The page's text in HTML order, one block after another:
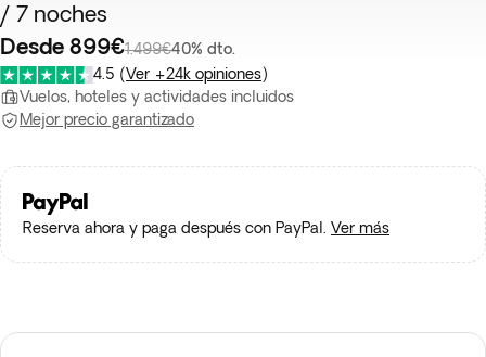
/ 7 noches
Desde 899€1.499€40% dto.
4.5 (Ver +24k opiniones)
Vuelos, hoteles y actividades incluidos
Mejor precio garantizado
Reserva ahora y paga después con PayPal. Ver más